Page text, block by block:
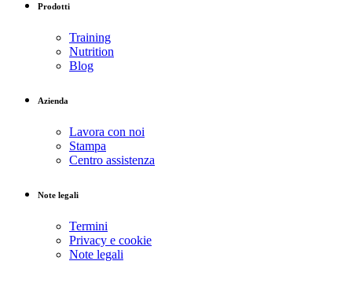
Prodotti
Training
Nutrition
Blog
Azienda
Lavora con noi
Stampa
Centro assistenza
Note legali
Termini
Privacy e cookie
Note legali